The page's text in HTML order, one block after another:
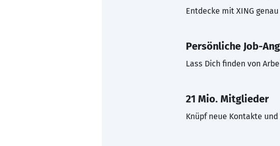
Entdecke mit XING
Persönliche Job-
Lass Dich finden von
21 Mio. Mitglieder
Knüpf neue Kontakte